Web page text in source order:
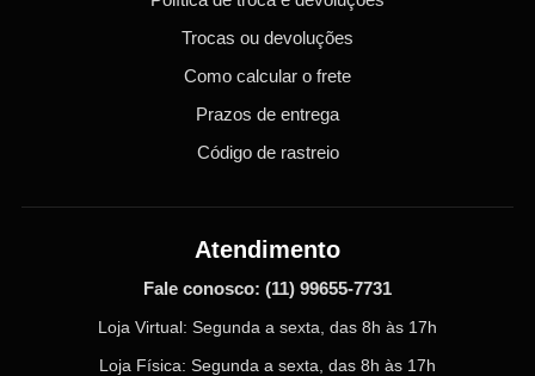
Trocas ou devoluções
Como calcular o frete
Prazos de entrega
Código de rastreio
Atendimento
Fale conosco: (11) 99655-7731
Loja Virtual: Segunda a sexta, das 8h às 17h
Loja Física: Segunda a sexta, das 8h às 17h